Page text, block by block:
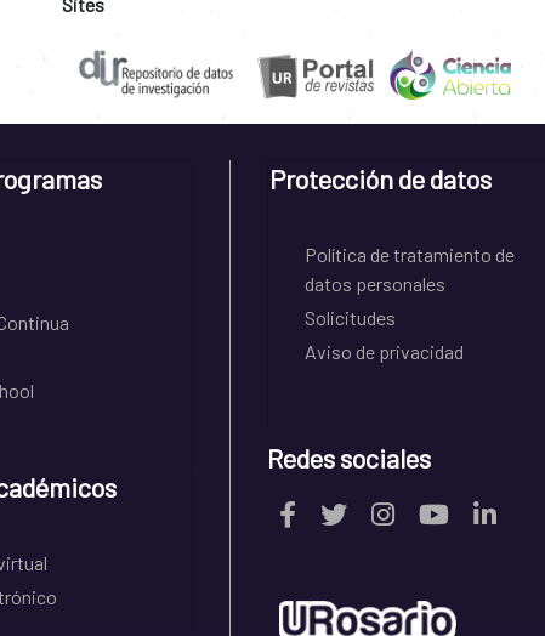
Protección de datos
Política de tratamiento de
datos personales
Solicitudes
Aviso de privacidad
Redes sociales